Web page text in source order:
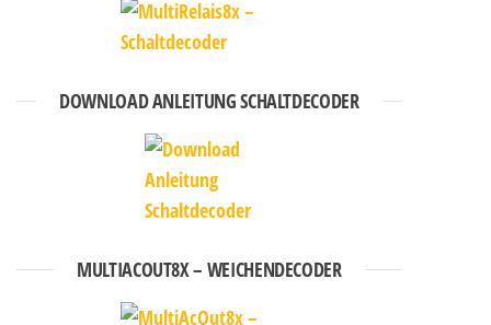
DOWNLOAD ANLEITUNG SCHALTDECODER
MULTIACOUT8X – WEICHENDECODER